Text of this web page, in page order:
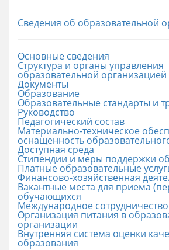
Сведения об образовательной
Основные сведения
Структура и органы управления
образовательной организацией
Документы
Образование
Образовательные стандарты и
Руководство
Педагогический состав
Материально-техническое
оснащенность
Доступная среда
Стипендии и меры поддержки
Платные образовательные
Финансово-хозяйственная
Вакантные места для приема
обучающихся
Международное сотрудничество
Организация питания в
организации
Внутренняя система оценки
образования